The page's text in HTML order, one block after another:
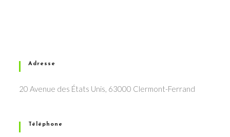
Adresse
20 Avenue des États Unis, 63000 Clermont-Ferrand
Téléphone